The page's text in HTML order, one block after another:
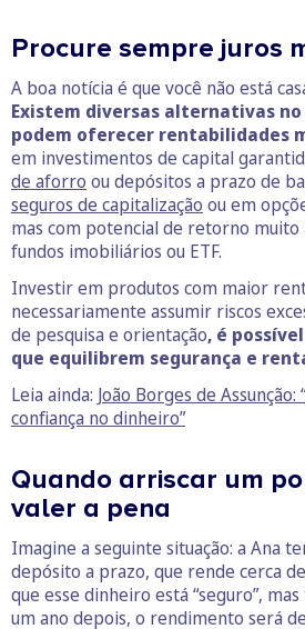
Procure sempre juros
A boa notícia é que você não está
Existem diversas alternativas
podem oferecer rentabilidades
em investimentos de capital
de aforro ou depósitos a prazo de
seguros de capitalização ou em
mas com potencial de retorno muito
fundos imobiliários ou ETF.
Investir em produtos com maior
necessariamente assumir riscos
de pesquisa e orientação, é
que equilibrem segurança e
Leia ainda: João Borges de
confiança no dinheiro”
Quando arriscar um
valer a pena
Imagine a seguinte situação: a Ana
depósito a prazo, que rende cerca
que esse dinheiro está “seguro”,
um ano depois, o rendimento será